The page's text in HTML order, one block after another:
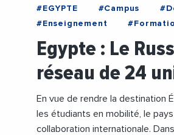
#EGYPTE #Campus
#Enseignement
Egypte : Le
réseau de 24
En vue de rendre la destination
les étudiants en mobilité, le
collaboration internationale.